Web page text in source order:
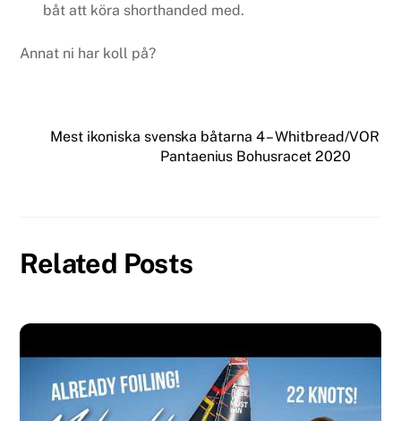
båt att köra shorthanded med.
Annat ni har koll på?
Mest ikoniska svenska båtarna 4 – Whitbread/VOR
Pantaenius Bohusracet 2020
Related Posts